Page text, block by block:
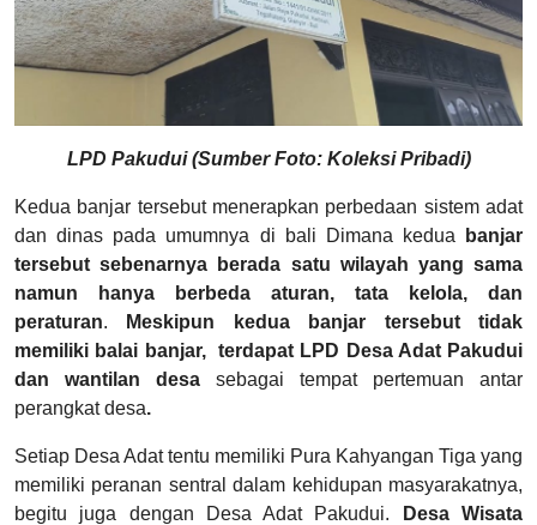
LPD Pakudui (Sumber Foto: Koleksi Pribadi)
Kedua banjar tersebut menerapkan perbedaan sistem adat
dan dinas pada umumnya di bali Dimana kedua
banjar
tersebut sebenarnya berada satu wilayah yang sama
namun hanya berbeda aturan, tata kelola, dan
peraturan.
Meskipun kedua banjar tersebut tidak
memiliki balai banjar,
terdapat LPD Desa Adat Pakudui
dan wantilan desa sebagai tempat pertemuan antar
perangkat desa.
Setiap Desa Adat tentu memiliki Pura Kahyangan Tiga yang
memiliki peranan sentral dalam kehidupan masyarakatnya,
begitu juga dengan Desa Adat Pakudui.
Desa Wisata